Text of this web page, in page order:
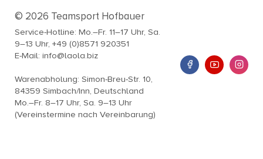
© 2026 Teamsport Hofbauer
Service-Hotline: Mo.–Fr. 11–17 Uhr, Sa.
9–13 Uhr, +49 (0)8571 920351
E-Mail: info@laola.biz
Warenabholung: Simon-Breu-Str. 10,
84359 Simbach/Inn, Deutschland
Mo.–Fr. 8–17 Uhr, Sa. 9–13 Uhr
(Vereinstermine nach Vereinbarung)